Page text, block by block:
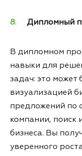
Дипломный
В дипломном
навыки для
задач: это
визуализацией
предложений по
компании, поиск
бизнеса. Вы
уверенного